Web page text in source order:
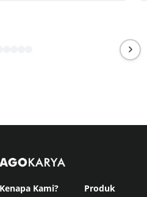
Kenapa Kami? Produk